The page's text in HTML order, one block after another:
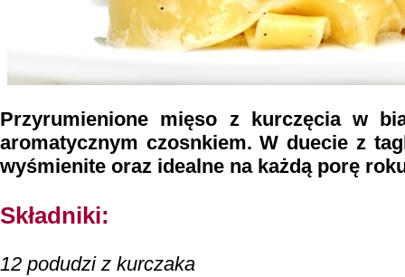
Przyrumienione mięso z kurczęcia w
aromatycznym czosnkiem. W duecie z
wyśmienite oraz idealne na każdą porę
Składniki:
12 podudzi z kurczaka